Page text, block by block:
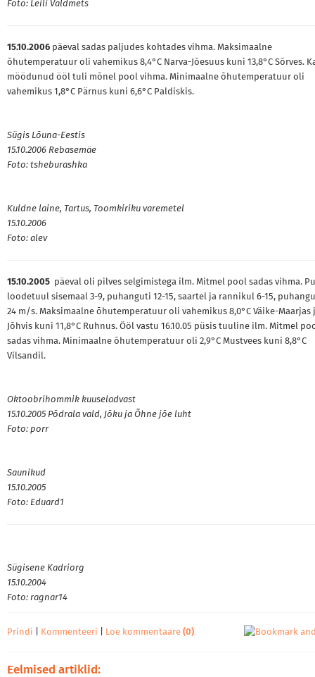
Foto: Leili Valdmets
15.10.2006 päeval sadas paljudes kohtades vihma. Maksimaalne
õhutemperatuur oli vahemikus 8,4°C Narva-Jõesuus kuni 13,8°C Sõrves.
möödunud ööl tuli mõnel pool vihma. Minimaalne õhutemperatuur oli
vahemikus 1,8°C Pärnus kuni 6,6°C Paldiskis.
Sügis Lõuna-Eestis
15.10.2006 Rebasemäe
Foto: tsheburashka
Kuldne laine, Tartus, Toomkiriku varemetel
15.10.2006
Foto: alev
15.10.2005 päeval oli pilves selgimistega ilm. Mitmel pool sadas vihma.
loodetuul sisemaal 3-9, puhanguti 12-15, saartel ja rannikul 6-15,
24 m/s. Maksimaalne õhutemperatuur oli vahemikus 8,0°C Väike-Maarjas
Jõhvis kuni 11,8°C Ruhnus. Ööl vastu 16.10.05 püsis tuuline ilm. Mitmel
sadas vihma. Minimaalne õhutemperatuur oli 2,9°C Mustvees kuni 8,8°C
Vilsandil.
Oktoobrihommik kuuseladvast
15.10.2005 Põdrala vald, Jõku ja Õhne jõe luht
Foto: porr
Saunikud
15.10.2005
Foto: Eduard1
Sügisene Kadriorg
15.10.2004
Foto: ragnar14
Prindi Kommenteeri Loe kommentaare (0)
Eelmised artiklid: